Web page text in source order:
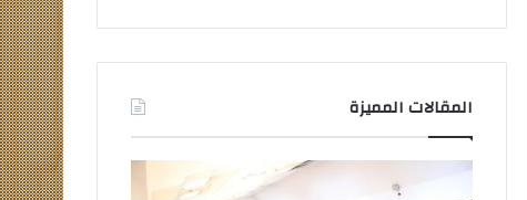
المقالات المميزة
وزير